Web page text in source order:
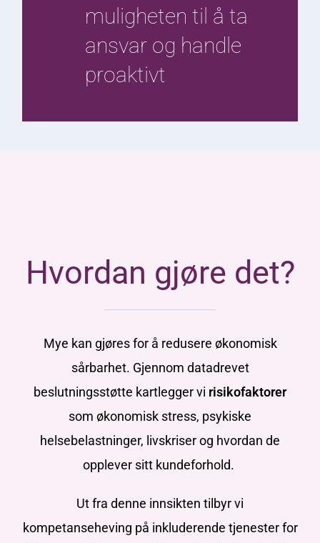
muligheten til å ta
ansvar og handle
proaktivt
Hvordan gjøre det?
Mye kan gjøres for å redusere økonomisk
sårbarhet. Gjennom datadrevet
beslutningsstøtte kartlegger vi risikofaktorer
som økonomisk stress, psykiske
helsebelastninger, livskriser og hvordan de
opplever sitt kundeforhold.
Ut fra denne innsikten tilbyr vi
kompetanseheving på inkluderende tjenester for